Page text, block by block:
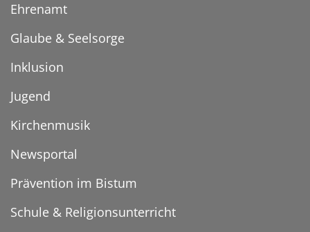
Ehrenamt
Glaube & Seelsorge
Inklusion
Jugend
Kirchenmusik
Newsportal
Prävention im Bistum
Schule & Religionsunterricht